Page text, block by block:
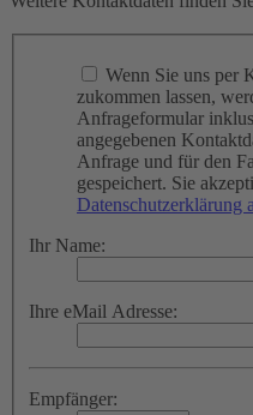
Wenn Sie uns per
zukommen lassen,
Anfrageformular
angegebenen
Anfrage und für den
gespeichert. Sie
Datenschutzerklärung
Ihr Name:
Ihre eMail Adresse:
Empfänger: